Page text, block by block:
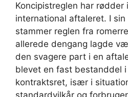
Koncipistreglen har rødder
international aftaleret. I
stammer reglen fra
allerede dengang lagde
den svagere part i en
blevet en fast bestanddel
kontraktsret, især i
standardvilkår og